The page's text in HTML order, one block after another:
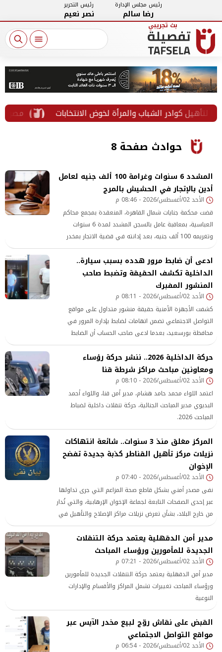
رئيس مجلس الإدارة
رضا سالم
رئيس التحرير
نصر نعيم
مصرع شخص وإصابة 9 في حادث تصادم ميكروباص وأتوبيس الشباب والمرأة لخوض الانتخابات
حوادث صفحة 8
المشدد 6 سنوات وغرامة 100 ألف جنيه لعامل
أدين بالإتجار في الحشيش بالمرج
الأحد 02/أغسطس/2026 - 08:46 م
قضت محكمة جنايات شمال القاهرة، المنعقدة بمجمع محاكم
العباسية، بمعاقبة عامل بالسجن المشدد لمدة 6 سنوات
وتغريمه 100 ألف جنيه، بعد إدانته في قضية الاتجار بمخدر
الحشيش بدائرة قسم المرج، كما ألزمت المحكمة المتهم بعقوبة
الحبس لمدة عام مع الشغل لحيازته سلاحًا ناريًا دون ترخيص
ادعى أن ضابط مرور هدده بسبب سيارة..
الداخلية تكشف الحقيقة وتضبط صاحب
المنشور المفبرك
الأحد 02/أغسطس/2026 - 08:11 م
كشفت الأجهزة الأمنية حقيقة منشور متداول على مواقع
التواصل الاجتماعي تضمن اتهامات لضابط بإدارة المرور في
محافظة بورسعيد، بعدما ادعى صاحب الحساب أن الضابط
استولى على رخصة تسيير سيارته وتعدى عليه بالسب، كما زعم
أن السيارة الظاهرة في الصورة المرفقة بالمنشور مملوكة
للضابط
حركة الداخلية 2026.. ننشر حركة رؤساء
ومعاونين مباحث مراكز شرطة قنا
الأحد 02/أغسطس/2026 - 08:10 م
اعتمد اللواء محمد حامد هشام، مدير أمن قنا، واللواء أحمد
البديوي مدير المباحث الجنائية، حركة تنقلات داخلية لضباط
المباحث 2026.
المركز مغلق منذ 3 سنوات.. شائعة انتهاكات
نزيلات مركز تأهيل القناطر كذبة جديدة تفضح
الإخوان
الأحد 02/أغسطس/2026 - 07:40 م
نفى مصدر أمني بشكل قاطع صحة المزاعم التي جرى تداولها
عبر إحدى الصفحات التابعة لجماعة الإخوان الإرهابية، والتي تُدار
من خارج البلاد، بشأن تعرض نزيلات مراكز الإصلاح والتأهيل في
القناطر وبدر والعاشر من رمضان لانتهاكات أو إهمال طبي
متعمد، إلى جانب الادعاء بمنعهن من الزيارة أو التريض.
مدير أمن الدقهلية يعتمد حركة التنقلات
الجديدة للمأمورين ورؤساء المباحث
الأحد 02/أغسطس/2026 - 07:21 م
مدير أمن الدقهلية يعتمد حركة التنقلات الجديدة للمأمورين
ورؤساء المباحث تغييرات تشمل المراكز والأقسام والإدارات
النوعية
القبض على نقاش روّج لبيع مخدر الآيس عبر
مواقع التواصل الاجتماعي
الأحد 02/أغسطس/2026 - 06:54 م